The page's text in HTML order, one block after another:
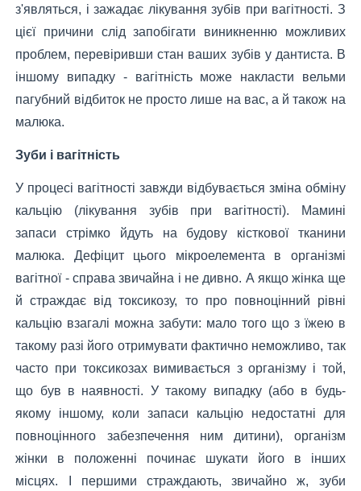
з'являться, і зажадає лікування зубів при вагітності. З
цієї причини слід запобігати виникненню можливих
проблем, перевіривши стан ваших зубів у дантиста. В
іншому випадку - вагітність може накласти вельми
пагубний відбиток не просто лише на вас, а й також на
малюка.
Зуби і вагітність
У процесі вагітності завжди відбувається зміна обміну
кальцію (лікування зубів при вагітності). Мамині
запаси стрімко йдуть на будову кісткової тканини
малюка. Дефіцит цього мікроелемента в організмі
вагітної - справа звичайна і не дивно. А якщо жінка ще
й страждає від токсикозу, то про повноцінний рівні
кальцію взагалі можна забути: мало того що з їжею в
такому разі його отримувати фактично неможливо, так
часто при токсикозах вимивається з організму і той,
що був в наявності. У такому випадку (або в будь-
якому іншому, коли запаси кальцію недостатні для
повноцінного забезпечення ним дитини), організм
жінки в положенні починає шукати його в інших
місцях. І першими страждають, звичайно ж, зуби